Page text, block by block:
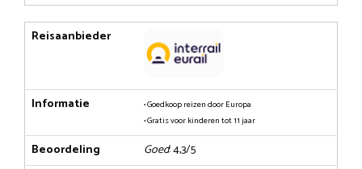
Reisaanbieder
Informatie
• Goedkoop reizen door Europa
• Gratis voor kinderen tot 11 jaar
Beoordeling Goed: 4,3/5